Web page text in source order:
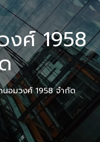
ศ์ 1958
อมวงศ์ 1958 จำกัด